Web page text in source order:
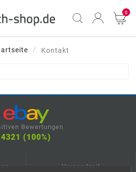
0
Kontakt
Bewertungen
4321 (100%)
Versandzeit